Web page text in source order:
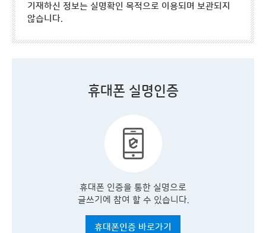
기재하신 정보는 실명확인 목적으로 이용되며 보관되지
않습니다.
휴대폰 실명인증
휴대폰 인증을 통한 실명으로
글쓰기에 참여 할 수 있습니다.
휴대폰인증 바로가기